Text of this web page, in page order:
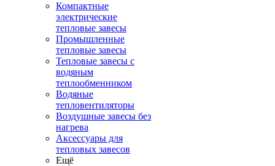
Компактные
электрические
тепловые завесы
Промышленные
тепловые завесы
Тепловые завесы с
водяным
теплообменником
Водяные
тепловентиляторы
Воздушные завесы без
нагрева
Аксессуары для
тепловых завесов
Ещё